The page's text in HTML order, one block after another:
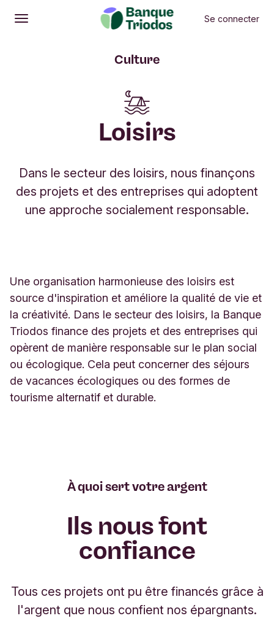
Ouvrir
Menu principal Se connecter
Loisirs
Culture
Dans le secteur des loisirs, nous finançons
des projets et des entreprises qui adoptent
une approche socialement responsable.
Une organisation harmonieuse des loisirs est
source d'inspiration et améliore la qualité de vie et
la créativité. Dans le secteur des loisirs, la Banque
Triodos finance des projets et des entreprises qui
opèrent de manière responsable sur le plan social
ou écologique. Cela peut concerner des séjours
de vacances écologiques ou des formes de
tourisme alternatif et durable.
Ils nous font
confiance
À quoi sert votre argent
Tous ces projets ont pu être financés grâce à
l'argent que nous confient nos épargnants.